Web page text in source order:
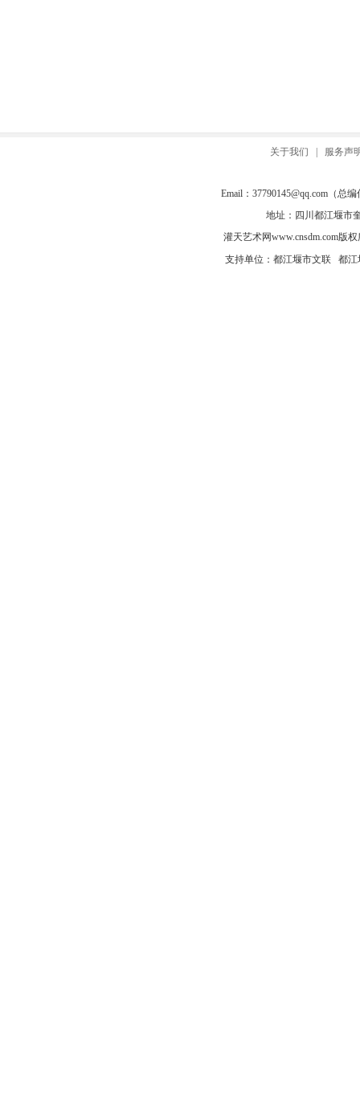
关于我们 服务声
Email： 37790145@qq.com（总编
地址：四川都江堰市
灌天艺术网www.cnsdm.com版权
支持单位：都江堰市文联 都